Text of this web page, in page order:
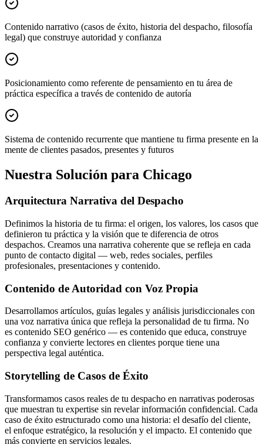
Contenido narrativo (casos de éxito, historia del despacho, filosofía
legal) que construye autoridad y confianza
Posicionamiento como referente de pensamiento en tu área de
práctica específica a través de contenido de autoría
Sistema de contenido recurrente que mantiene tu firma presente en la
mente de clientes pasados, presentes y futuros
Nuestra Solución para Chicago
Arquitectura Narrativa del Despacho
Definimos la historia de tu firma: el origen, los valores, los casos que
definieron tu práctica y la visión que te diferencia de otros
despachos. Creamos una narrativa coherente que se refleja en cada
punto de contacto digital — web, redes sociales, perfiles
profesionales, presentaciones y contenido.
Contenido de Autoridad con Voz Propia
Desarrollamos artículos, guías legales y análisis jurisdiccionales con
una voz narrativa única que refleja la personalidad de tu firma. No
es contenido SEO genérico — es contenido que educa, construye
confianza y convierte lectores en clientes porque tiene una
perspectiva legal auténtica.
Storytelling de Casos de Éxito
Transformamos casos reales de tu despacho en narrativas poderosas
que muestran tu expertise sin revelar información confidencial. Cada
caso de éxito estructurado como una historia: el desafío del cliente,
el enfoque estratégico, la resolución y el impacto. El contenido que
más convierte en servicios legales.